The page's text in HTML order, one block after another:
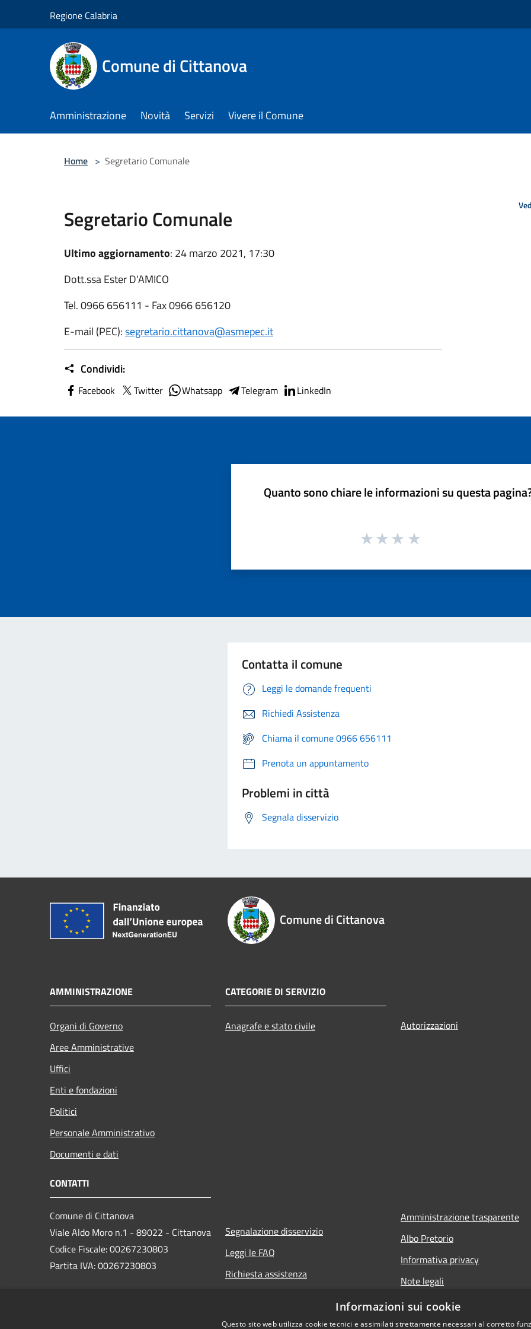
Regione Calabria
Comune di Cittanova
Amministrazione Novità Servizi Vivere il Comune
Home > Segretario Comunale
Segretario Comunale
Ultimo aggiornamento: 24 marzo 2021, 17:30
Dott.ssa Ester D'AMICO
Tel. 0966 656111 - Fax 0966 656120
E-mail (PEC):segretario.cittanova@asmepec.it
Condividi:
Facebook Twitter Whatsapp Telegram LinkedIn
Quanto sono chiare le informazioni su questa
Contatta il comune
Leggi le domande frequenti
Richiedi Assistenza
Chiama il comune 0966 656111
Prenota un appuntamento
Problemi in città
Segnala disservizio
Comune di Cittanova
AMMINISTRAZIONE
Organi di Governo
Aree Amministrative
Uffici
Enti e fondazioni
Politici
Personale Amministrativo
Documenti e dati
CATEGORIE DI SERVIZIO
Anagrafe e stato civile Autorizzazioni
CONTATTI
Comune di Cittanova
Viale Aldo Moro n.1 - 89022 - Cittanova
Codice Fiscale: 00267230803
Partita IVA: 00267230803
Segnalazione disservizio
Leggi le FAQ
Richiesta assistenza
Amministrazione trasparente
Albo Pretorio
Informativa privacy
Note legali
Dichiarazione di accessibilità
Informazioni sui cookie
Questo sito web utilizza cookie tecnici e assimilati strettamente necessari al corretto